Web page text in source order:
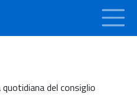
del consiglio